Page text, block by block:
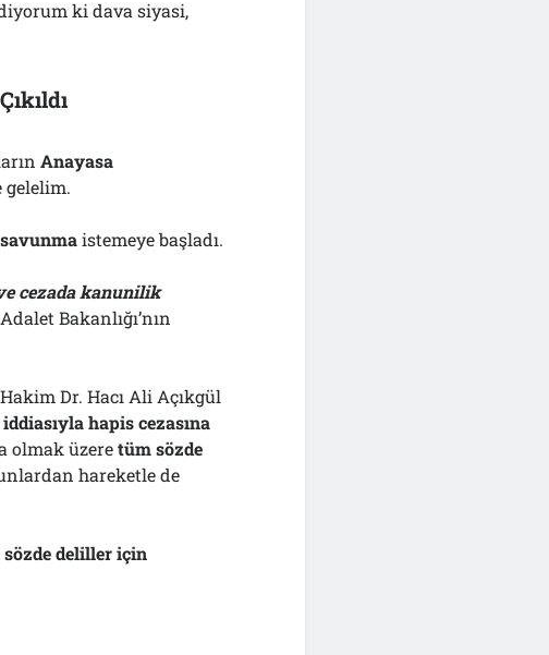
ki dava siyasi,
Anayasa
gelelim.
istemeye başladı.
cezada kanunilik
Bakanlığı’nın
Dr. Hacı Ali Açıkgül
hapis cezasına
olmak üzeretüm sözde
hareketle de
deliller için